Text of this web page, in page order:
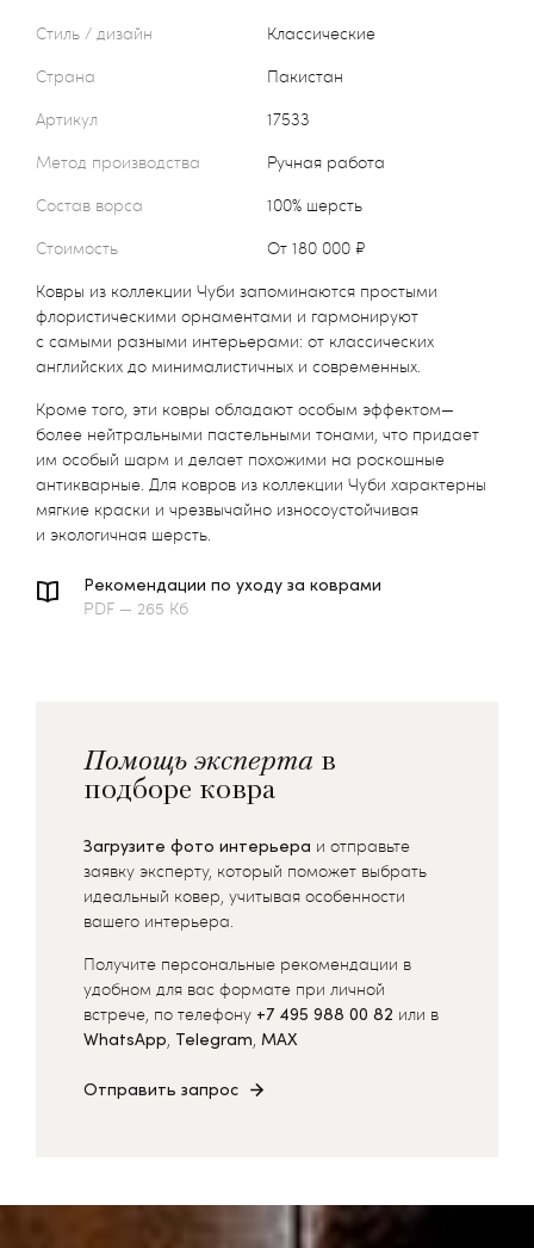
Стиль / дизайн
Классические
Страна
Пакистан
Артикул
17533
Метод производства
Ручная работа
Состав ворса
100% шерсть
Стоимость
от 180 000 ₽
Ковры из коллекции Чуби запоминаются простыми
флористическими орнаментами и гармонируют
с самыми разными интерьерами: от классических
английских до минималистичных и современных.
Кроме того, эти ковры обладают особым эффектом—
более нейтральными пастельными тонами, что придает
им особый шарм и делает похожими на роскошные
антикварные. Для ковров из коллекции Чуби характерны
мягкие краски и чрезвычайно износоустойчивая
и экологичная шерсть.
Рекомендации по уходу за коврами
PDF — 265 Кб
Помощь эксперта в
подборе ковра
Загрузите фото интерьера и отправьте
заявку эксперту, который поможет выбрать
идеальный ковер, учитывая особенности
вашего интерьера.
Получите персональные рекомендации в
удобном для вас формате при личной
встрече, по телефону +7 495 988 00 82 или в
WhatsApp, Telegram, MAX
Отправить запрос